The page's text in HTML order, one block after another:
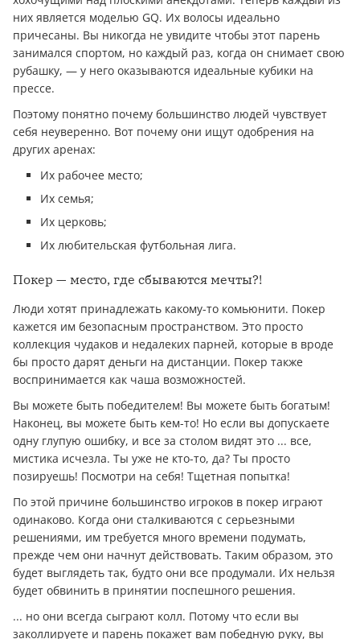
них является моделью GQ. Их волосы идеально
причесаны. Вы никогда не увидите чтобы этот парень
занимался спортом, но каждый раз, когда он снимает свою
рубашку, — у него оказываются идеальные кубики на
прессе.
Поэтому понятно почему большинство людей чувствует
себя неуверенно. Вот почему они ищут одобрения на
других аренах:
Их рабочее место;
Их семья;
Их церковь;
Их любительская футбольная лига.
Покер — место, где сбываются мечты?!
Люди хотят принадлежать какому-то комьюнити. Покер
кажется им безопасным пространством. Это просто
коллекция чудаков и недалеких парней, которые в вроде
бы просто дарят деньги на дистанции. Покер также
воспринимается как чаша возможностей.
Вы можете быть победителем! Вы можете быть богатым!
Наконец, вы можете быть кем-то! Но если вы допускаете
одну глупую ошибку, и все за столом видят это ... все,
мистика исчезла. Ты уже не кто-то, да? Ты просто
позируешь! Посмотри на себя! Тщетная попытка!
По этой причине большинство игроков в покер играют
одинаково. Когда они сталкиваются с серьезными
решениями, им требуется много времени подумать,
прежде чем они начнут действовать. Таким образом, это
будет выглядеть так, будто они все продумали. Их нельзя
будет обвинить в принятии поспешного решения.
... но они всегда сыграют колл. Потому что если вы
заколлируете и парень покажет вам победную руку, вы